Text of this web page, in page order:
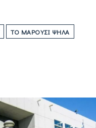
ΤΟ ΜΑΡΟΎΣΙ ΨΗΛΆ